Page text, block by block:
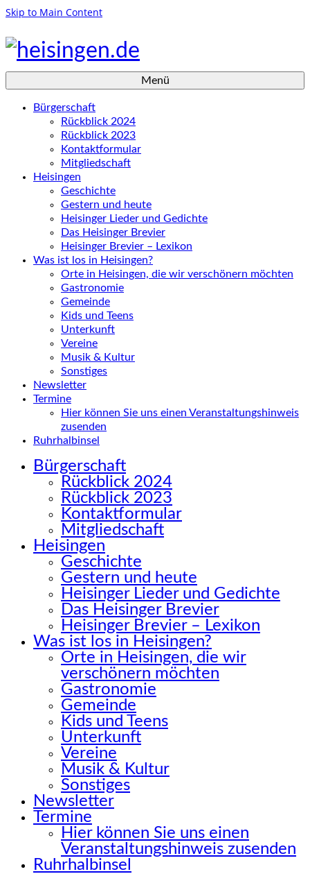
Skip to Main Content
Menü
Bürgerschaft
Rückblick 2024
Rückblick 2023
Kontaktformular
Mitgliedschaft
Heisingen
Geschichte
Gestern und heute
Heisinger Lieder und Gedichte
Das Heisinger Brevier
Heisinger Brevier – Lexikon
Was ist los in Heisingen?
Orte in Heisingen, die wir verschönern möchten
Gastronomie
Gemeinde
Kids und Teens
Unterkunft
Vereine
Musik & Kultur
Sonstiges
Newsletter
Termine
Hier können Sie uns einen Veranstaltungshinweis
zusenden
Ruhrhalbinsel
Bürgerschaft
Rückblick 2024
Rückblick 2023
Kontaktformular
Mitgliedschaft
Heisingen
Geschichte
Gestern und heute
Heisinger Lieder und Gedichte
Das Heisinger Brevier
Heisinger Brevier – Lexikon
Was ist los in Heisingen?
Orte in Heisingen, die wir
verschönern möchten
Gastronomie
Gemeinde
Kids und Teens
Unterkunft
Vereine
Musik & Kultur
Sonstiges
Newsletter
Termine
Hier können Sie uns einen
Veranstaltungshinweis zusenden
Ruhrhalbinsel